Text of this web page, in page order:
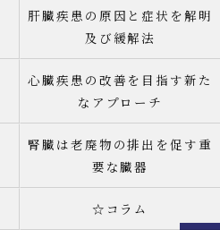
肝臓疾患の原因と症状を解明
及び緩解法
心臓疾患の改善を目指す新た
なアプローチ
腎臓は老廃物の排出を促す重
要な臓器
☆コラム